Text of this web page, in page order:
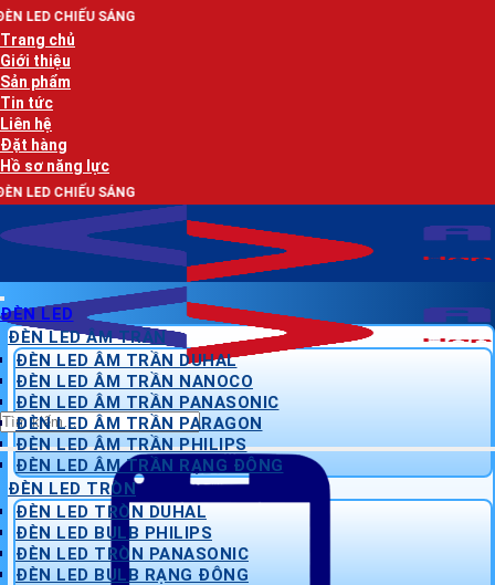
Bỏ
qua
nội
dung
Trang chủ
Giới thiệu
Sản phẩm
Tin tức
Liên hệ
Đặt hàng
Hồ sơ năng lực
Tìm
kiếm:
ĐÈN LED
ĐÈN LED ÂM TRẦN
ĐÈN LED ÂM TRẦN DUHAL
ĐÈN LED ÂM TRẦN NANOCO
ĐÈN LED ÂM TRẦN PANASONIC
ĐÈN LED ÂM TRẦN PARAGON
ĐÈN LED ÂM TRẦN PHILIPS
ĐÈN LED ÂM TRẦN RẠNG ĐÔNG
ĐÈN LED TRÒN
ĐÈN LED TRÒN DUHAL
ĐÈN LED BULB PHILIPS
ĐÈN LED TRÒN PANASONIC
ĐÈN LED BULB RẠNG ĐÔNG